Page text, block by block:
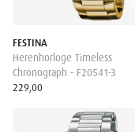
FESTINA
Herenhorloge Timeless
Chronograph - F20541-3
229,00